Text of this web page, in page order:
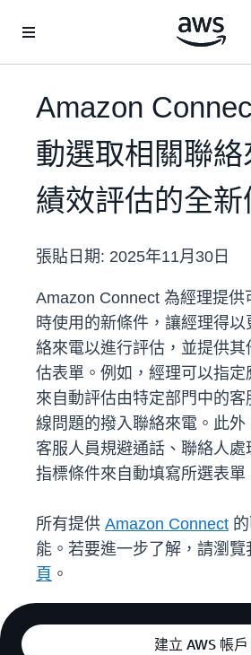
Amazon
動選取相關聯
績效評估的全新
張貼日期: 2025年11月30日
Amazon Connect 為經理提
時使用的新條件，讓經理得
絡來電以進行評估，並提供
估表單。例如，經理可以指
來自動評估由特定部門中的
線問題的撥入聯絡來電。此
客服人員規避通話、聯絡人
指標條件來自動填寫所選表單
所有提供 Amazon Connect
能。若要進一步了解，請瀏覽
頁 。
建立 AWS 帳戶